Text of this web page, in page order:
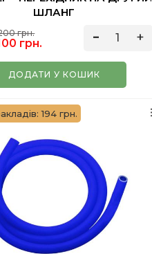
ШЛАНГ
грн.
грн.
ДОДАТИ У КОШИК
194 грн.